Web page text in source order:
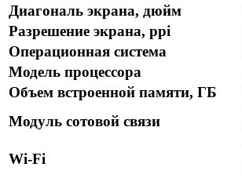
Диагональ экрана, дюйм
Разрешение экрана, ppi
Операционная система
Модель процессора
Объем встроенной памяти, ГБ
Модуль сотовой связи
Wi-Fi